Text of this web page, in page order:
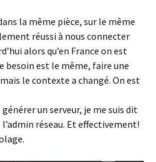
la même pièce, sur le même
réussi à nous connecter
alors qu’en France on est
besoin est le même, faire une
le contexte a changé. On est
un serveur, je me suis dit
réseau. Et effectivement!